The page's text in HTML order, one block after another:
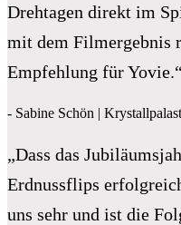
Drehtagen direkt im
mit dem Filmergebnis
Empfehlung für Yovie.“
- Sabine Schön |
„Dass das
Erdnussflips
uns sehr und ist die